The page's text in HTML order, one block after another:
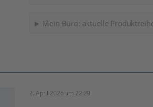
Mein Büro: aktuelle
2. April 2026 um 22:29